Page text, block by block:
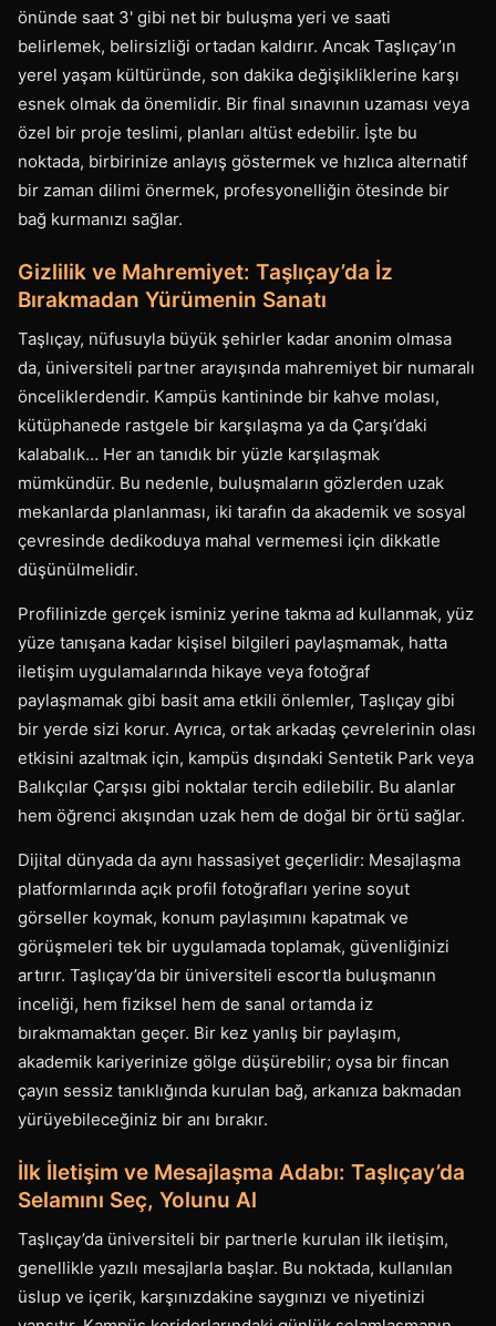
önünde saat 3' gibi net bir buluşma yeri ve saati
belirlemek, belirsizliği ortadan kaldırır. Ancak Taşlıçay’ın
yerel yaşam kültüründe, son dakika değişikliklerine karşı
esnek olmak da önemlidir. Bir final sınavının uzaması veya
özel bir proje teslimi, planları altüst edebilir. İşte bu
noktada, birbirinize anlayış göstermek ve hızlıca alternatif
bir zaman dilimi önermek, profesyonelliğin ötesinde bir
bağ kurmanızı sağlar.
Gizlilik ve Mahremiyet: Taşlıçay’da İz
Bırakmadan Yürümenin Sanatı
Taşlıçay, nüfusuyla büyük şehirler kadar anonim olmasa
da, üniversiteli partner arayışında mahremiyet bir numaralı
önceliklerdendir. Kampüs kantininde bir kahve molası,
kütüphanede rastgele bir karşılaşma ya da Çarşı’daki
kalabalık… Her an tanıdık bir yüzle karşılaşmak
mümkündür. Bu nedenle, buluşmaların gözlerden uzak
mekanlarda planlanması, iki tarafın da akademik ve sosyal
çevresinde dedikoduya mahal vermemesi için dikkatle
düşünülmelidir.
Profilinizde gerçek isminiz yerine takma ad kullanmak, yüz
yüze tanışana kadar kişisel bilgileri paylaşmamak, hatta
iletişim uygulamalarında hikaye veya fotoğraf
paylaşmamak gibi basit ama etkili önlemler, Taşlıçay gibi
bir yerde sizi korur. Ayrıca, ortak arkadaş çevrelerinin olası
etkisini azaltmak için, kampüs dışındaki Sentetik Park veya
Balıkçılar Çarşısı gibi noktalar tercih edilebilir. Bu alanlar
hem öğrenci akışından uzak hem de doğal bir örtü sağlar.
Dijital dünyada da aynı hassasiyet geçerlidir: Mesajlaşma
platformlarında açık profil fotoğrafları yerine soyut
görseller koymak, konum paylaşımını kapatmak ve
görüşmeleri tek bir uygulamada toplamak, güvenliğinizi
artırır. Taşlıçay’da bir üniversiteli escortla buluşmanın
inceliği, hem fiziksel hem de sanal ortamda iz
bırakmamaktan geçer. Bir kez yanlış bir paylaşım,
akademik kariyerinize gölge düşürebilir; oysa bir fincan
çayın sessiz tanıklığında kurulan bağ, arkanıza bakmadan
yürüyebileceğiniz bir anı bırakır.
İlk İletişim ve Mesajlaşma Adabı: Taşlıçay’da
Selamını Seç, Yolunu Al
Taşlıçay’da üniversiteli bir partnerle kurulan ilk iletişim,
genellikle yazılı mesajlarla başlar. Bu noktada, kullanılan
üslup ve içerik, karşınızdakine saygınızı ve niyetinizi